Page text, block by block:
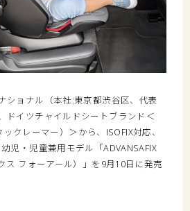
ショナル（本社:東京都渋谷区、代表
ドイツチャイルドシートブランド＜
ックレーマー）＞から、ISOFIX対応、
児・児童兼用モデル「ADVANSAFIX
ス フォーアール）」を9月10日に発売